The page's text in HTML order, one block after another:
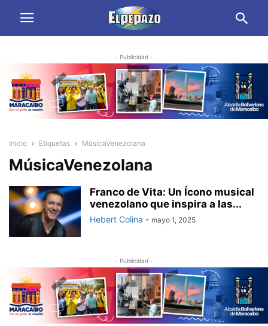
- Publicidad -
Inicio Etiquetas MúsicaVenezolana
MúsicaVenezolana
Franco de Vita: Un Ícono musical
venezolano que inspira a las...
Hebert Colina - mayo 1, 2025
- Publicidad -